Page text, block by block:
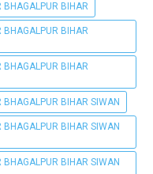
BHAGALPUR BIHAR
BHAGALPUR BIHAR
BHAGALPUR BIHAR
BHAGALPUR BIHAR SIWAN
BHAGALPUR BIHAR SIWAN
BHAGALPUR BIHAR SIWAN